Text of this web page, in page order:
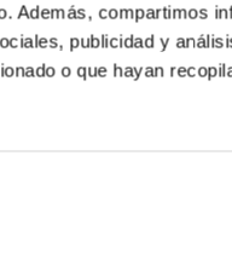
Además, compartimos
publicidad y
o que hayan